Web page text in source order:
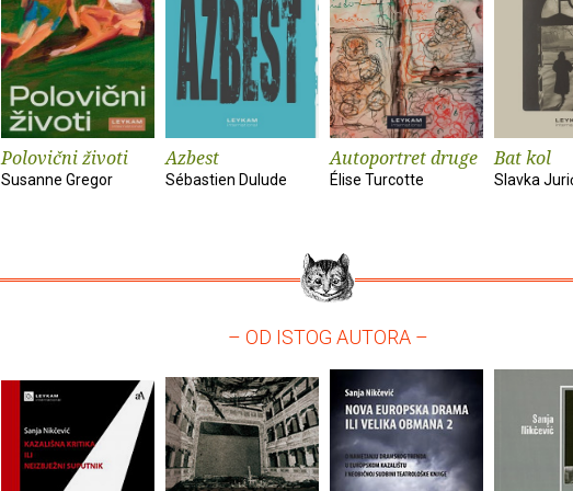
Polovični životi
Susanne Gregor
Azbest
Sébastien Dulude
Autoportret druge
Élise Turcotte
Bat kol
Slavka
– OD ISTOG AUTORA –